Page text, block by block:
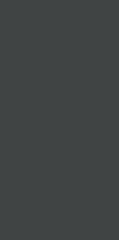
Bleiben